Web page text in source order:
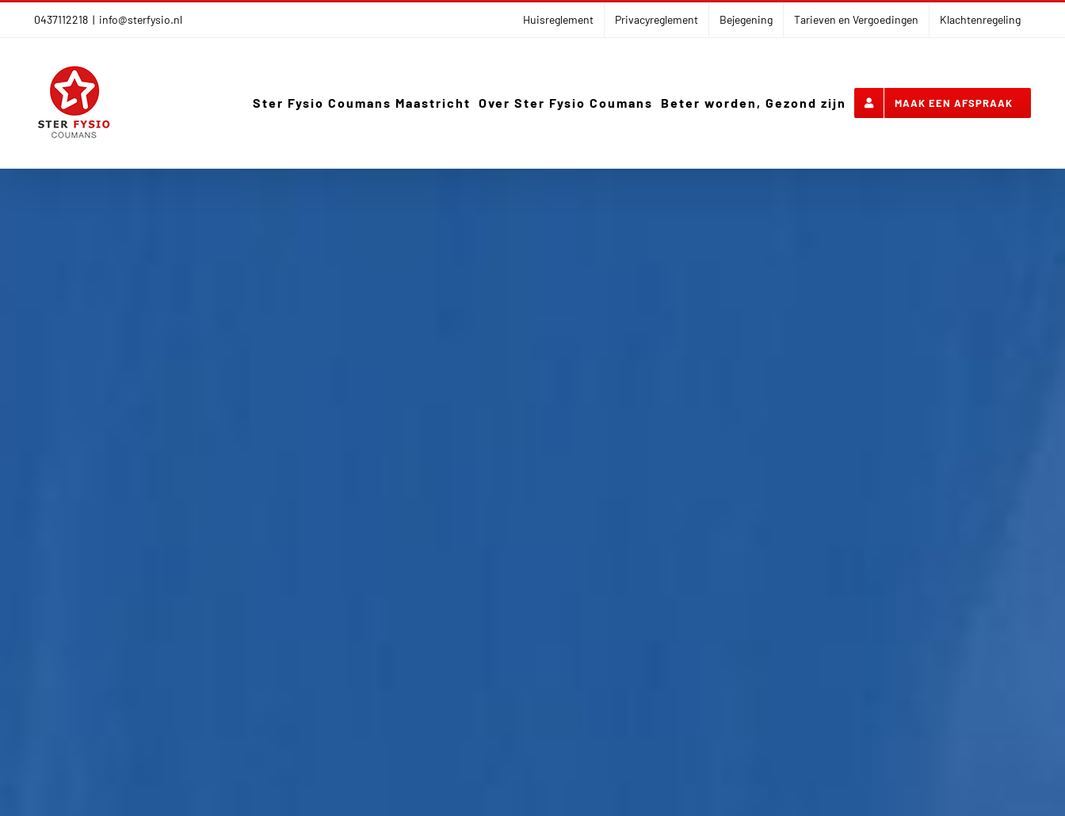
0437112218 | info@sterfysio.nl Huisreglement Privacyreglement Bejegening Tarieven en Vergoedingen Klachtenregeling
Ster Fysio Coumans Maastricht Over Ster Fysio Coumans Beter worden, Gezond zijn MAAK EEN AFSPRAAK